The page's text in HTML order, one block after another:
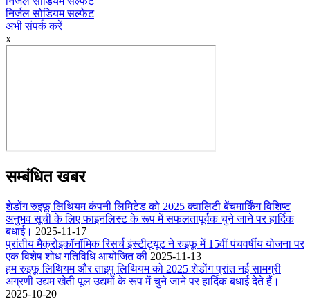
निर्जल सोडियम सल्फेट
अभी संपर्क करें
x
सम्बंधित खबर
शेडोंग रुइफू लिथियम कंपनी लिमिटेड को 2025 क्वालिटी बेंचमार्किंग विशिष्ट
अनुभव सूची के लिए फाइनलिस्ट के रूप में सफलतापूर्वक चुने जाने पर हार्दिक
बधाई। 2025-11-17
प्रांतीय मैक्रोइकॉनॉमिक रिसर्च इंस्टीट्यूट ने रुइफू में 15वीं पंचवर्षीय योजना पर
एक विशेष शोध गतिविधि आयोजित की 2025-11-13
हम रुइफू लिथियम और ताइपु लिथियम को 2025 शेडोंग प्रांत नई सामग्री
अग्रणी उद्यम खेती पूल उद्यमों के रूप में चुने जाने पर हार्दिक बधाई देते हैं।
2025-10-20